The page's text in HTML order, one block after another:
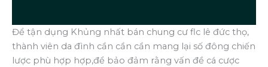
Để tận dụng Khủng nhất bán chung cư flc lê đức thọ,
thành viên da đình cần cần cần mang lại số đông chiến
lược phù hợp hợp,để bảo đảm rằng vấn đề cá cược